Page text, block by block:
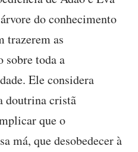
do conhecimento
trazerem as
sobre toda a
Ele considera
doutrina cristã
que o
má, que desobedecer à